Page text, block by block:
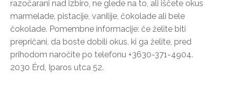
razočarani nad izbiro, ne glede na to, ali iščete okus
marmelade, pistacije, vanilije, čokolade ali bele
čokolade. Pomembne informacije: če želite biti
prepričani, da boste dobili okus, ki ga želite, pred
prihodom naročite po telefonu +3630-371-4904.
2030 Érd, Iparos utca 52.